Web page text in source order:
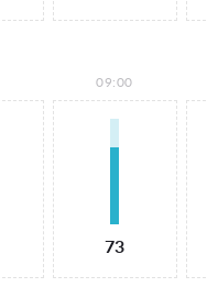
09:00
73